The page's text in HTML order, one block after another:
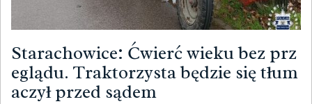
Starachowice: Ćwierć wieku bez prz
eglądu. Traktorzysta będzie się tłum
aczył przed sądem